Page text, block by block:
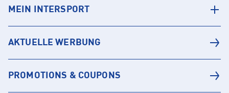
MEIN INTERSPORT
AKTUELLE WERBUNG
PROMOTIONS & COUPONS